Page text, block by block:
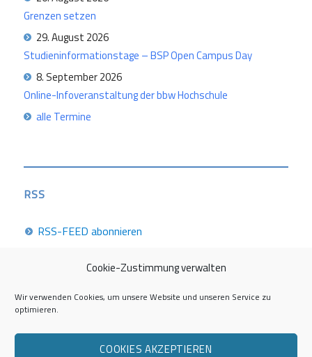
Cookie-Zustimmung verwalten
Wir verwenden Cookies, um unsere Website und unseren Service zu
optimieren.
COOKIES AKZEPTIEREN
Grenzen setzen
29. August 2026
Studieninformationstage – BSP Open Campus Day
8. September 2026
Online-Infoveranstaltung der bbw Hochschule
alle Termine
RSS
RSS-FEED abonnieren
Career Week 2026
Die Career Center im Überblick